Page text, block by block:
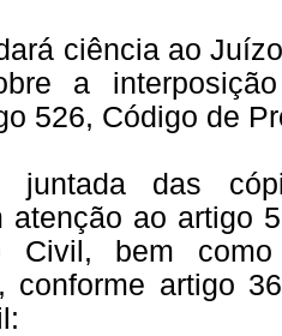
ciência ao
a
526, Código de
juntada das
atenção ao artigo
Civil, bem
conforme artigo